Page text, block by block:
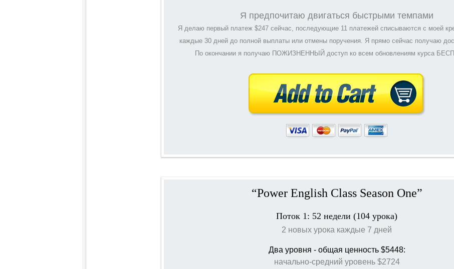
Я предпочитаю двигаться быстрыми темпами
Я делаю первый платеж $247 сейчас, последующие 11 платежей списываются с моей
каждые 30 дней до полной выплаты или отмены поручения. Я прямо сейчас получаю
По окончании я получаю ПОЖИЗНЕННЫЙ доступ ко всем обновлениям курса
“Power English Class Season One”
Поток 1: 52 недели (104 урока)
2 новых урока каждые 7 дней
Два уровня - общая ценность $5448:
начально-средний уровень $2724